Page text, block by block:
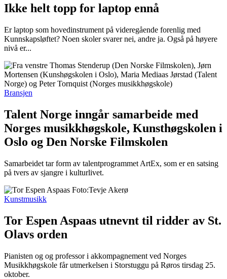
Ikke helt topp for laptop ennå
Er laptop som hovedinstrument på videregående forenlig med
Kunnskapsløftet? Noen skoler svarer nei, andre ja. Også på høyere
nivå er...
Bransjen
Talent Norge inngår samarbeide med
Norges musikkhøgskole, Kunsthøgskolen i
Oslo og Den Norske Filmskolen
Samarbeidet tar form av talentprogrammet ArtEx, som er en satsing
på tvers av sjangre i kulturlivet.
Kunstmusikk
Tor Espen Aspaas utnevnt til ridder av St.
Olavs orden
Pianisten og og professor i akkompagnement ved Norges
Musikkhøgskole får utmerkelsen i Storstuggu på Røros tirsdag 25.
oktober.